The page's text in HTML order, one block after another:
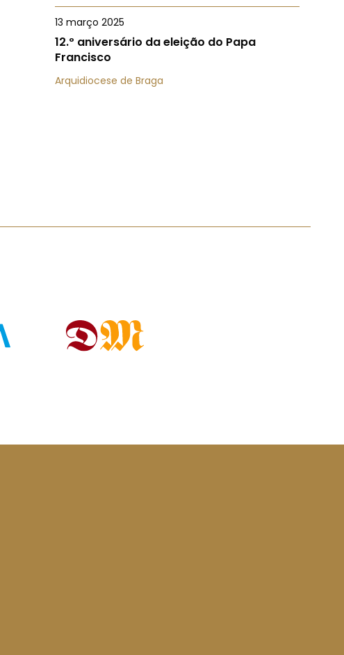
13 março 2025
12.º aniversário da eleição do Papa
Francisco
Arquidiocese de Braga